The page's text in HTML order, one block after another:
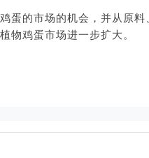
蛋的市场的机会，并从原料
物鸡蛋市场进一步扩大。